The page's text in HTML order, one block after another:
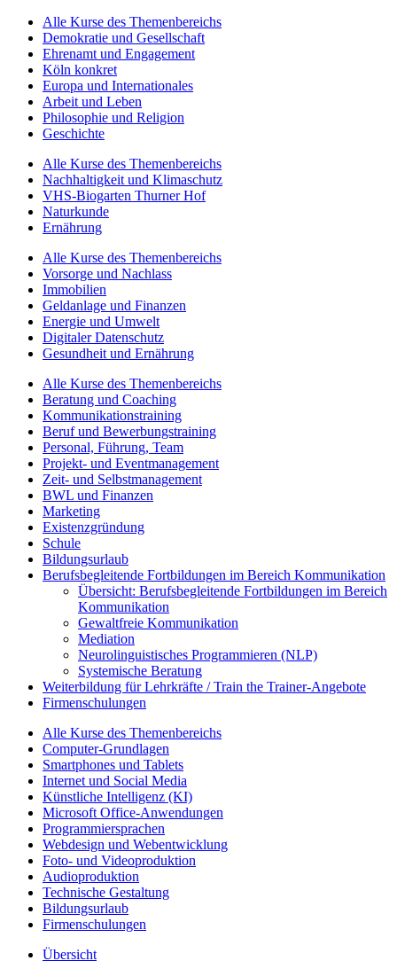
Alle Kurse des Themenbereichs
Demokratie und Gesellschaft
Ehrenamt und Engagement
Köln konkret
Europa und Internationales
Arbeit und Leben
Philosophie und Religion
Geschichte
Alle Kurse des Themenbereichs
Nachhaltigkeit und Klimaschutz
VHS-Biogarten Thurner Hof
Naturkunde
Ernährung
Alle Kurse des Themenbereichs
Vorsorge und Nachlass
Immobilien
Geldanlage und Finanzen
Energie und Umwelt
Digitaler Datenschutz
Gesundheit und Ernährung
Alle Kurse des Themenbereichs
Beratung und Coaching
Kommunikationstraining
Beruf und Bewerbungstraining
Personal, Führung, Team
Projekt- und Eventmanagement
Zeit- und Selbstmanagement
BWL und Finanzen
Marketing
Existenzgründung
Schule
Bildungsurlaub
Berufsbegleitende Fortbildungen im Bereich Kommunikation
Übersicht: Berufsbegleitende Fortbildungen im Bereich
Kommunikation
Gewaltfreie Kommunikation
Mediation
Neurolinguistisches Programmieren (NLP)
Systemische Beratung
Weiterbildung für Lehrkräfte / Train the Trainer-Angebote
Firmenschulungen
Alle Kurse des Themenbereichs
Computer-Grundlagen
Smartphones und Tablets
Internet und Social Media
Künstliche Intelligenz (KI)
Microsoft Office-Anwendungen
Programmiersprachen
Webdesign und Webentwicklung
Foto- und Videoproduktion
Audioproduktion
Technische Gestaltung
Bildungsurlaub
Firmenschulungen
Übersicht